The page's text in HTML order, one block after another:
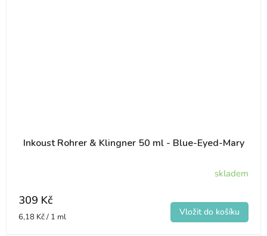
Inkoust Rohrer & Klingner 50 ml - Blue-Eyed-Mary
skladem
309 Kč
Měrná
6,18 Kč / 1 ml